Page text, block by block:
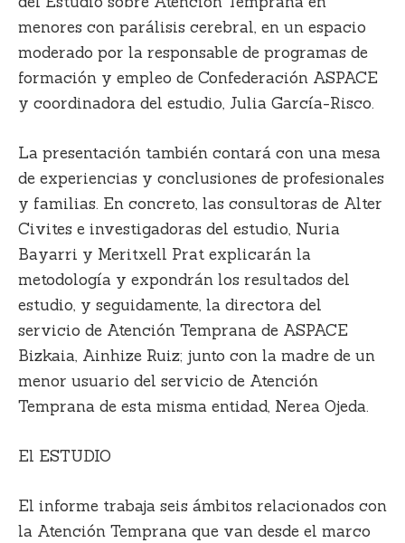
menores con parálisis cerebral, en un espacio
moderado por la responsable de programas de
formación y empleo de Confederación ASPACE
y coordinadora del estudio, Julia García-Risco.
La presentación también contará con una mesa
de experiencias y conclusiones de profesionales
y familias. En concreto, las consultoras de Alter
Civites e investigadoras del estudio, Nuria
Bayarri y Meritxell Prat explicarán la
metodología y expondrán los resultados del
estudio, y seguidamente, la directora del
servicio de Atención Temprana de ASPACE
Bizkaia, Ainhize Ruiz; junto con la madre de un
menor usuario del servicio de Atención
Temprana de esta misma entidad, Nerea Ojeda.
El ESTUDIO
El informe trabaja seis ámbitos relacionados con
la Atención Temprana que van desde el marco